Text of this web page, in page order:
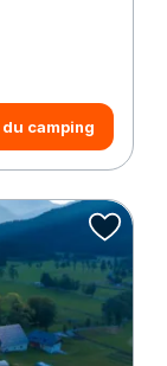
du camping